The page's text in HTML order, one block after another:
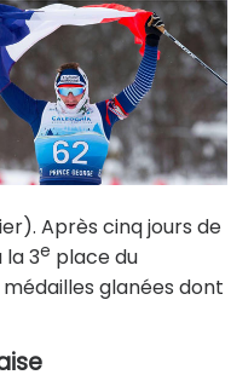
Après cinq jours de
3e place du
glanées dont